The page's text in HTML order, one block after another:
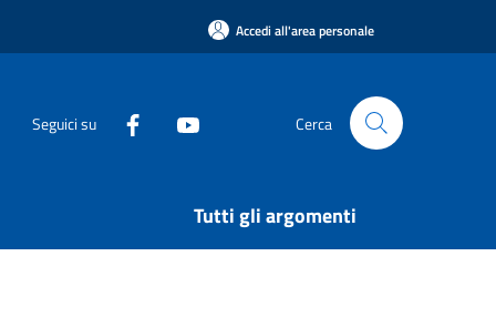
Accedi all'area personale
Seguici su Cerca
Tutti gli argomenti